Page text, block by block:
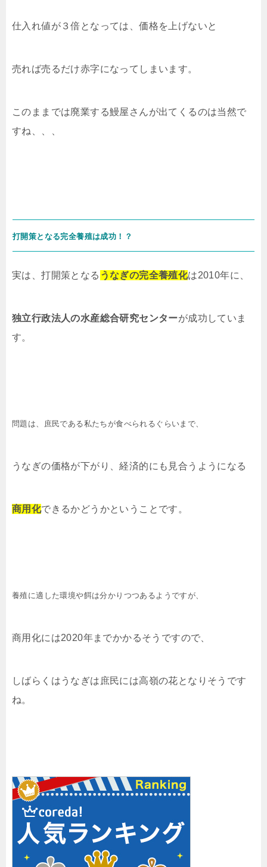
仕入れ値が３倍となっては、価格を上げないと
売れば売るだけ赤字になってしまいます。
このままでは廃業する鰻屋さんが出てくるのは当然で
すね、、、
打開策となる完全養殖は成功！？
実は、打開策となる うなぎの完全養殖化は2010年に、
独立行政法人の水産総合研究センターが成功していま
す。
問題は、庶民である私たちが食べられるぐらいまで、
うなぎの価格が下がり、経済的にも見合うようになる
商用化できるかどうかということです。
養殖に適した環境や餌は分かりつつあるようですが、
商用化には2020年までかかるそうですので、
しばらくはうなぎは庶民には高嶺の花となりそうです
ね。